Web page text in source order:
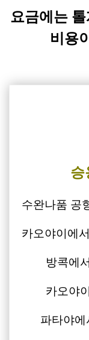
요금에는
비용
수완나품 공
카오야이에
방콕에
카오야
파타야